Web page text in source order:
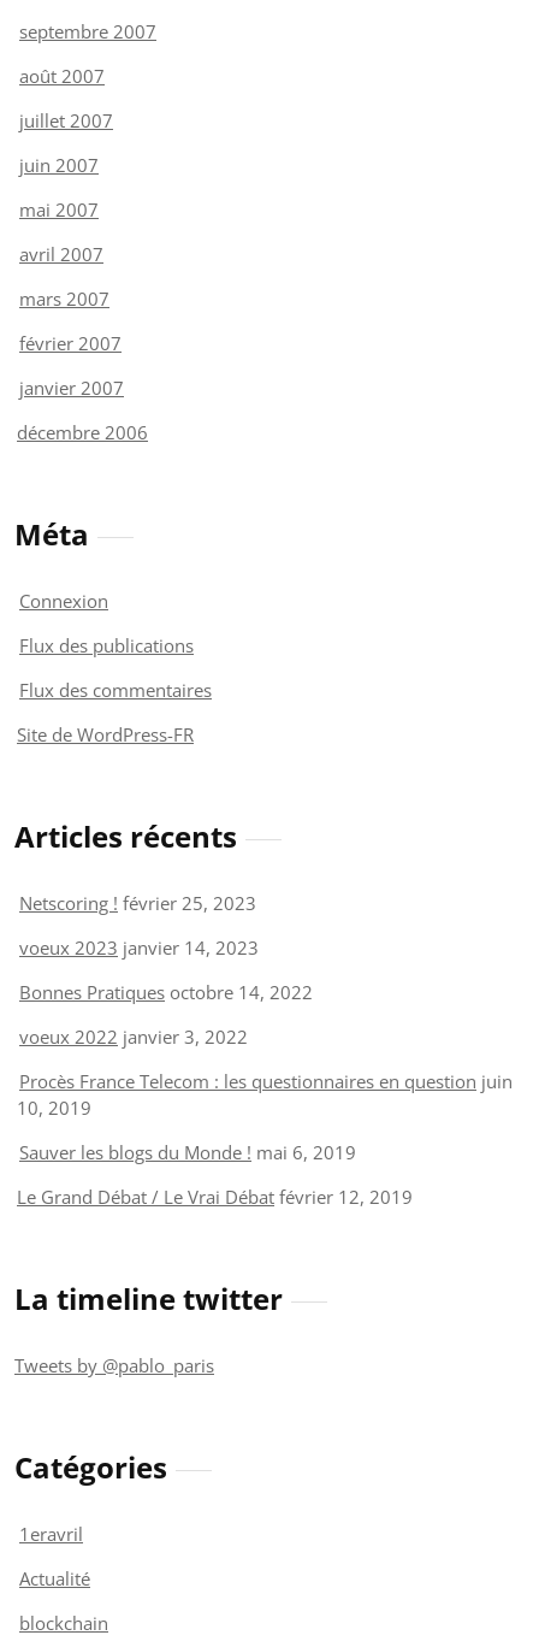
septembre 2007
août 2007
juillet 2007
juin 2007
mai 2007
avril 2007
mars 2007
février 2007
janvier 2007
décembre 2006
Méta
Connexion
Flux des publications
Flux des commentaires
Site de WordPress-FR
Articles récents
Netscoring ! février 25, 2023
voeux 2023 janvier 14, 2023
Bonnes Pratiques octobre 14, 2022
voeux 2022 janvier 3, 2022
Procès France Telecom : les questionnaires en question juin
10, 2019
Sauver les blogs du Monde ! mai 6, 2019
Le Grand Débat / Le Vrai Débat février 12, 2019
La timeline twitter
Tweets by @pablo_paris
Catégories
1eravril
Actualité
blockchain